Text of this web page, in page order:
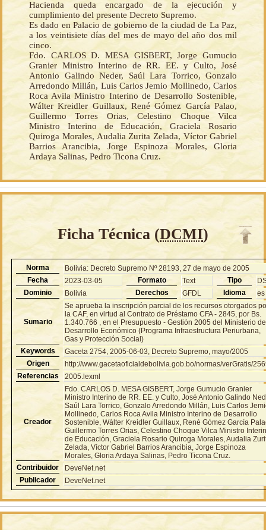
Hacienda queda encargado de la ejecución y
cumplimiento del presente Decreto Supremo.
Es dado en Palacio de gobierno de la ciudad de La Paz,
a los veintisiete días del mes de mayo del año dos mil
cinco.
Fdo. CARLOS D. MESA GISBERT, Jorge Gumucio
Granier Ministro Interino de RR. EE. y Culto, José
Antonio Galindo Neder, Saúl Lara Torrico, Gonzalo
Arredondo Millán, Luis Carlos Jemio Mollinedo, Carlos
Roca Avila Ministro Interino de Desarrollo Sostenible,
Wálter Kreidler Guillaux, René Gómez García Palao,
Guillermo Torres Orias, Celestino Choque Vilca
Ministro Interino de Educación, Graciela Rosario
Quiroga Morales, Audalia Zurita Zelada, Víctor Gabriel
Barrios Arancibia, Jorge Espinoza Morales, Gloria
Ardaya Salinas, Pedro Ticona Cruz.
Ficha Técnica (DCMI)
Norma
Bolivia: Decreto Supremo Nº 28193, 27 de mayo de 2005
Fecha
2023-03-05 Formato Text Tipo
Dominio
Bolivia Derechos GFDL Idioma es
Sumario
Se aprueba la inscripción parcial de los recursos otorgados
la CAF, en virtud al Contrato de Préstamo CFA - 2845, por Bs.
1.340.766 , en el Presupuesto - Gestión 2005 del Ministerio de
Desarrollo Económico (Programa Infraestructura Periurbana,
Gas y Protección Social)
Keywords
Gaceta 2754, 2005-06-03, Decreto Supremo, mayo/2005
Origen
http://www.gacetaoficialdebolivia.gob.bo/normas/verGratis/
Referencias
2005.lexml
Creador
Fdo. CARLOS D. MESA GISBERT, Jorge Gumucio Granier
Ministro Interino de RR. EE. y Culto, José Antonio Galindo
Saúl Lara Torrico, Gonzalo Arredondo Millán, Luis Carlos
Mollinedo, Carlos Roca Avila Ministro Interino de Desarrollo
Sostenible, Wálter Kreidler Guillaux, René Gómez García
Guillermo Torres Orias, Celestino Choque Vilca Ministro
de Educación, Graciela Rosario Quiroga Morales, Audalia
Zelada, Víctor Gabriel Barrios Arancibia, Jorge Espinoza
Morales, Gloria Ardaya Salinas, Pedro Ticona Cruz.
Contribuidor
DeveNet.net
Publicador
DeveNet.net